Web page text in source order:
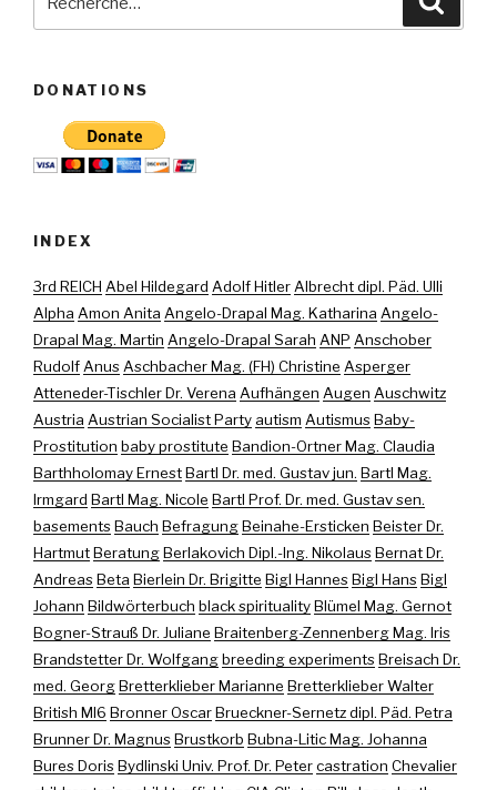
DONATIONS
INDEX
3rd REICH Abel Hildegard Adolf Hitler Albrecht dipl. Päd. Ulli
Alpha Amon Anita Angelo-Drapal Mag. Katharina Angelo-
Drapal Mag. Martin Angelo-Drapal Sarah ANP Anschober
Rudolf Anus Aschbacher Mag. (FH) Christine Asperger
Atteneder-Tischler Dr. Verena Aufhängen Augen Auschwitz
Austria Austrian Socialist Party autism AutismusBaby-
Prostitution baby prostitute Bandion-Ortner Mag. Claudia
Barthholomay ErnestBartl Dr. med. Gustav jun. Bartl Mag.
Irmgard Bartl Mag. Nicole Bartl Prof. Dr. med. Gustav sen.
basementsBauch BefragungBeinahe-Ersticken Beister Dr.
HartmutBeratungBerlakovich Dipl.-Ing. NikolausBernat Dr.
AndreasBeta Bierlein Dr. Brigitte Bigl HannesBigl HansBigl
Johann Bildwörterbuch black spiritualityBlümel Mag. Gernot
Bogner-Strauß Dr. Juliane Braitenberg-Zennenberg Mag. Iris
Brandstetter Dr. Wolfgangbreeding experimentsBreisach Dr.
med. GeorgBretterklieber Marianne Bretterklieber Walter
British MI6 Bronner OscarBrueckner-Sernetz dipl. Päd. Petra
Brunner Dr. MagnusBrustkorb Bubna-Litic Mag. Johanna
Bures DorisBydlinski Univ. Prof. Dr. Petercastration Chevalier